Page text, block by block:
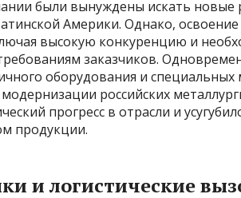
были вынуждены искать
Америки. Однако,
высокую конкуренцию и
заказчиков.
оборудования и
российских
прогресс в отрасли и
продукции.
и логистические